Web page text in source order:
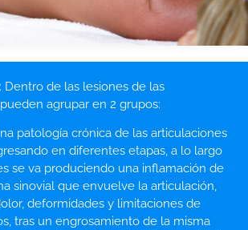
Dentro de las lesiones de las
agrupar en 2 grupos:
patología crónica de las articulaciones
en diferentes etapas, a lo largo
se va produciendo una inflamación de
sinovial que envuelve la articulación,
deformidades y limitaciones de
tras un engrosamiento de la misma